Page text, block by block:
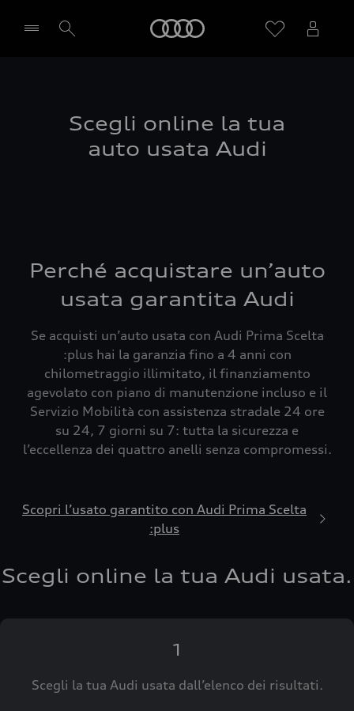
Scegli online la tua
auto usata Audi
Perché acquistare un’auto
usata garantita Audi
Se acquisti un’auto usata con Audi Prima Scelta
:plus hai la garanzia fino a 4 anni con
chilometraggio illimitato, il finanziamento
agevolato con piano di manutenzione incluso e il
Servizio Mobilità con assistenza stradale 24 ore
su 24, 7 giorni su 7: tutta la sicurezza e
l’eccellenza dei quattro anelli senza compromessi.
Scopri l’usato garantito con Audi Prima Scelta
:plus
Scegli online la tua Audi usata.
1
Scegli la tua Audi usata dall’elenco dei risultati.